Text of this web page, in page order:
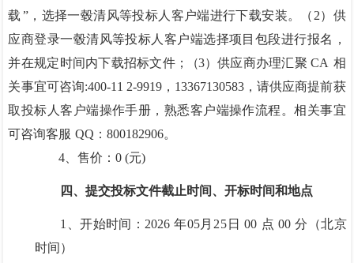
载 ”，选择一毂清风等投标人客户端进行下载安装。（ 2）供
应商登录一毂清风等投标人客户端选择项目包段进行报名，
并在规定时间内下载招标文件 ；（3）供应商办理汇聚 CA 相
关事宜可咨询:400-11 2-9919，13367130583，请供应商提前获
取投标人客户端操作手册，熟悉客户端操作流程。相关事宜
可咨询客服 QQ：800182906。
4、售价：0 (元)
四、提交投标文件截止时间、开标时间和地点
1、开始时间：2026 年05月 25 日 00 点 00 分（北京
时间）